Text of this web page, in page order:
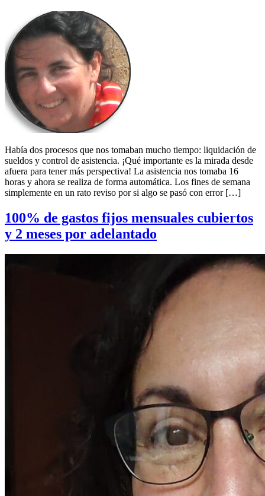
Había dos procesos que nos tomaban mucho tiempo: liquidación de
sueldos y control de asistencia. ¡Qué importante es la mirada desde
afuera para tener más perspectiva! La asistencia nos tomaba 16
horas y ahora se realiza de forma automática. Los fines de semana
simplemente en un rato reviso por si algo se pasó con error […]
100% de gastos fijos mensuales cubiertos
y 2 meses por adelantado